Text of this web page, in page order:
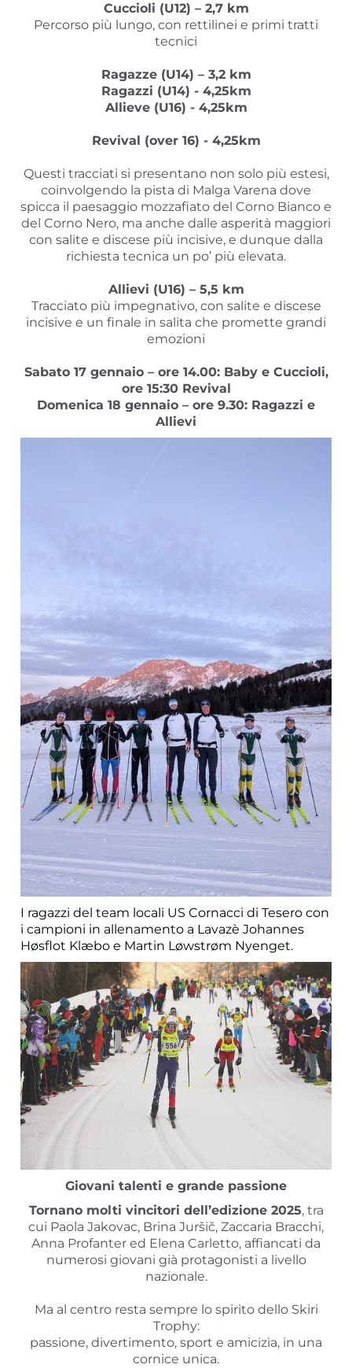
Cuccioli (U12) – 2,7 km
Percorso più lungo, con rettilinei e primi tratti
tecnici
Ragazze (U14) – 3,2 km
Ragazzi (U14) - 4,25km
Allieve (U16) - 4,25km
Revival (over 16) - 4,25km
Questi tracciati si presentano non solo più estesi,
coinvolgendo la pista di Malga Varena dove
spicca il paesaggio mozzafiato del Corno Bianco e
del Corno Nero, ma anche dalle asperità maggiori
con salite e discese più incisive, e dunque dalla
richiesta tecnica un po’ più elevata.
Allievi (U16) – 5,5 km
Tracciato più impegnativo, con salite e discese
incisive e un finale in salita che promette grandi
emozioni
Sabato 17 gennaio – ore 14.00: Baby e Cuccioli,
ore 15:30 Revival
Domenica 18 gennaio – ore 9.30: Ragazzi e
Allievi
I ragazzi del team locali US Cornacci di Tesero con
i campioni in allenamento a Lavazè Johannes
Høsflot Klæbo e Martin Løwstrøm Nyenget.
Giovani talenti e grande passione
Tornano molti vincitori dell’edizione 2025, tra
cui Paola Jakovac, Brina Juršič, Zaccaria Bracchi,
Anna Profanter ed Elena Carletto, affiancati da
numerosi giovani già protagonisti a livello
nazionale.
Ma al centro resta sempre lo spirito dello Skiri
Trophy:
passione, divertimento, sport e amicizia, in una
cornice unica.